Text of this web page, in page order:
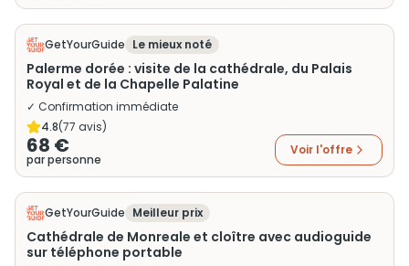
GetYourGuide Le mieux noté
Palerme dorée : visite de la cathédrale, du Palais
Royal et de la Chapelle Palatine
✓ Confirmation immédiate
4.8(77 avis)
68 €
par personne
Voir l'offre
GetYourGuide Meilleur prix
Cathédrale de Monreale et cloître avec audioguide
sur téléphone portable